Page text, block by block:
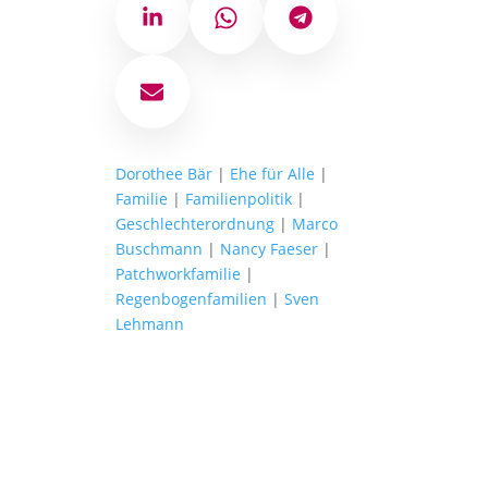
LinkedIn WhatsAppTelegram
E-Mail
Dorothee Bär| Ehe für Alle |
Familie | Familienpolitik|
Geschlechterordnung| Marco
Buschmann | Nancy Faeser|
Patchworkfamilie |
Regenbogenfamilien | Sven
Lehmann